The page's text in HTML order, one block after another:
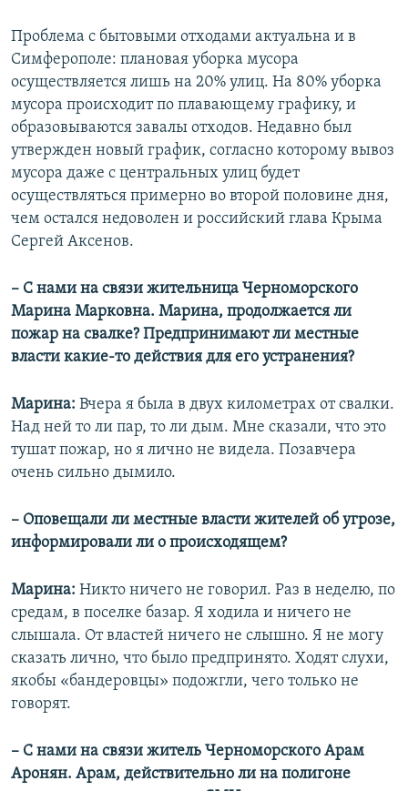
Проблема с бытовыми отходами актуальна и в
Симферополе: плановая уборка мусора
осуществляется лишь на 20% улиц. На 80% уборка
мусора происходит по плавающему графику, и
образовываются завалы отходов. Недавно был
утвержден новый график, согласно которому вывоз
мусора даже с центральных улиц будет
осуществляться примерно во второй половине дня,
чем остался недоволен и российский глава Крыма
Сергей Аксенов.
– С нами на связи жительница Черноморского
Марина Марковна. Марина, продолжается ли
пожар на свалке? Предпринимают ли местные
власти какие-то действия для его устранения?
Марина: Вчера я была в двух километрах от свалки.
Над ней то ли пар, то ли дым. Мне сказали, что это
тушат пожар, но я лично не видела. Позавчера
очень сильно дымило.
– Оповещали ли местные власти жителей об угрозе,
информировали ли о происходящем?
Марина: Никто ничего не говорил. Раз в неделю, по
средам, в поселке базар. Я ходила и ничего не
слышала. От властей ничего не слышно. Я не могу
сказать лично, что было предпринято. Ходят слухи,
якобы «бандеровцы» подожгли, чего только не
говорят.
– С нами на связи житель Черноморского Арам
Аронян. Арам, действительно ли на полигоне